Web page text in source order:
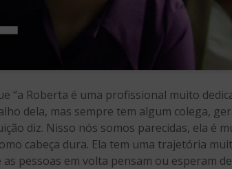
“a Roberta é uma profissional muito
dela, mas sempre tem algum colega,
diz. Nisso nós somos parecidas, ela é
cabeça dura. Ela tem uma trajetória
pessoas em volta pensam ou esperam